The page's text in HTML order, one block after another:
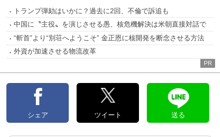
トランプ弾劾はいかに？過去に2回、不倫で訴追も
中国に〝主役〟を演じさせる愚、核危機解決は米朝直接対話で
“斬首”より“別荘へようこそ” 金正恩に核開発を断念させる方法
外資が加速させる物流改革
PR
シェア ツイート 送る